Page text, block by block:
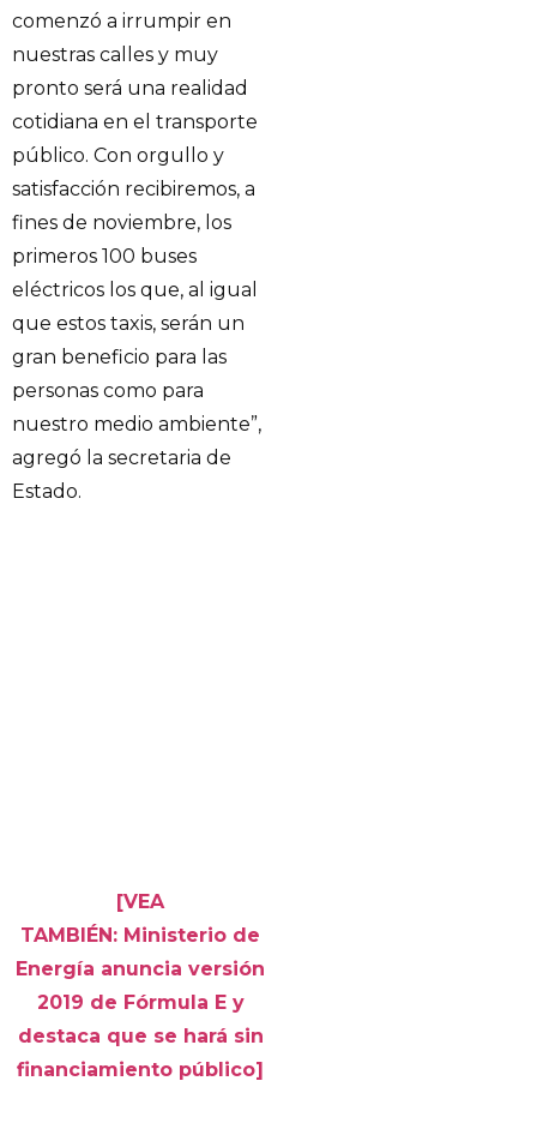
comenzó a irrumpir en
nuestras calles y muy
pronto será una realidad
cotidiana en el transporte
público. Con orgullo y
satisfacción recibiremos, a
fines de noviembre, los
primeros 100 buses
eléctricos los que, al igual
que estos taxis, serán un
gran beneficio para las
personas como para
nuestro medio ambiente”,
agregó la secretaria de
Estado.
[VEA
TAMBIÉN: Ministerio de
Energía anuncia versión
2019 de Fórmula E y
destaca que se hará sin
financiamiento público]